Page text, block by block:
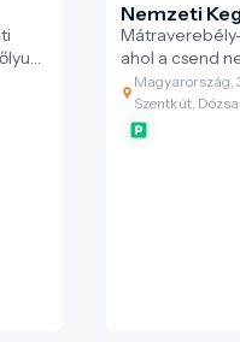
Nemzeti
ahol a csend
jelenlét – ahol
szomjat,
Egy
Magyarország,
Szentkút,